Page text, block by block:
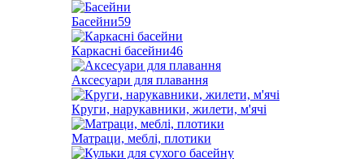
Басейни59
Каркасні басейни46
Аксесуари для плавання
Круги, нарукавники, жилети, м'ячі
Матраци, меблі, плотики